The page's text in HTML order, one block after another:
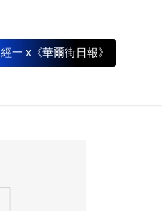
經一 x《華爾街日報》